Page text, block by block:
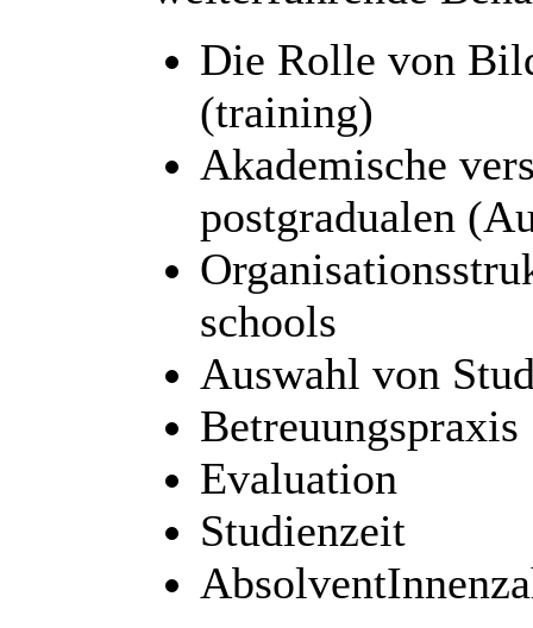
Die Rolle von
(training)
Akademische
postgradualen
schools
Auswahl von
Betreuungspraxis
Evaluation
Studienzeit